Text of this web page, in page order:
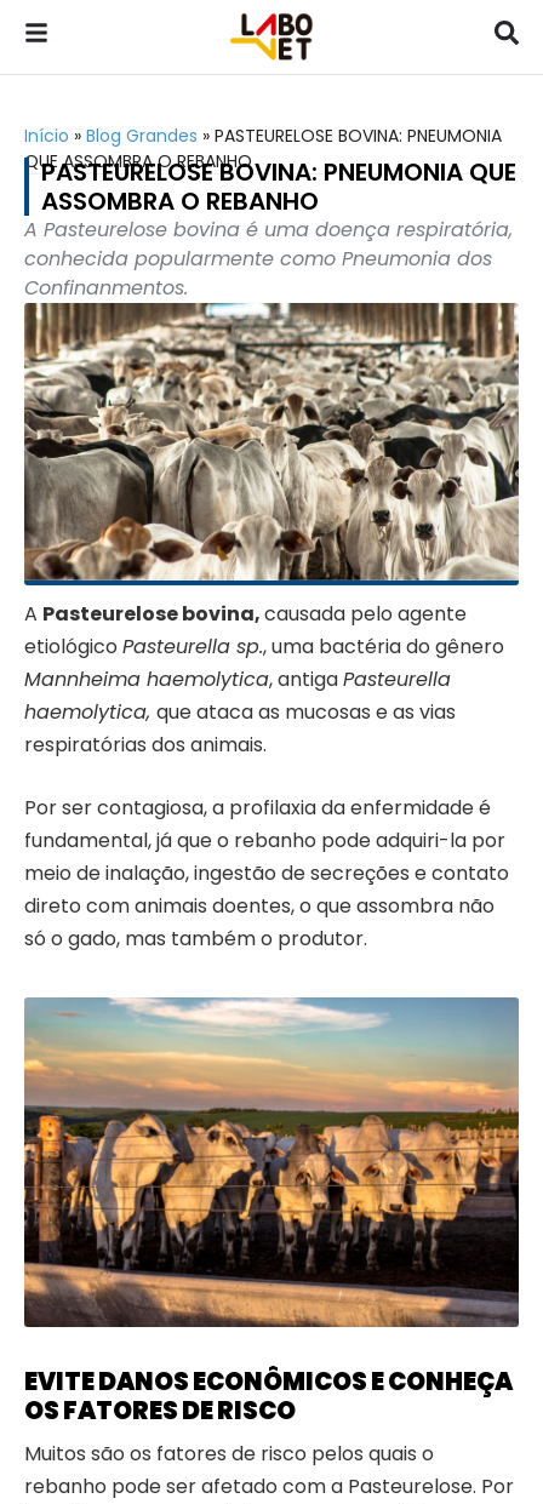
Início » Blog Grandes » PASTEURELOSE BOVINA: PNEUMONIA
QUE ASSOMBRA O REBANHO
PASTEURELOSE BOVINA: PNEUMONIA QUE
ASSOMBRA O REBANHO
A Pasteurelose bovina é uma doença respiratória,
conhecida popularmente como Pneumonia dos
Confinanmentos.
A Pasteurelose bovina,causada pelo agente
etiológico Pasteurella sp., uma bactéria do gênero
Mannheima haemolytica, antigaPasteurella
haemolytica, que ataca as mucosas e as vias
respiratórias dos animais.
Por ser contagiosa, a profilaxia da enfermidade é
fundamental, já que o rebanho pode adquiri-la por
meio de inalação, ingestão de secreções e contato
direto com animais doentes, o que assombra não
só o gado, mas também o produtor.
EVITE DANOS ECONÔMICOS E CONHEÇA
OS FATORES DE RISCO
Muitos são os fatores de risco pelos quais o
rebanho pode ser afetado com a Pasteurelose. Por